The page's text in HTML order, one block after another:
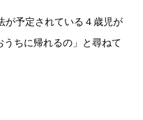
予定されている４歳児が
うちに帰れるの」と尋ねて